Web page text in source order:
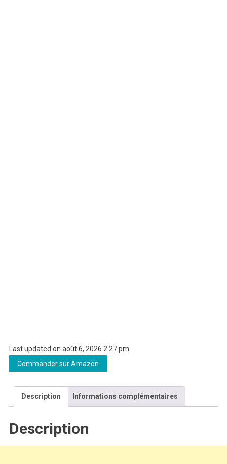
Last updated on août 6, 2026 2:27 pm
Commander sur Amazon
Description Informations complémentaires
Description